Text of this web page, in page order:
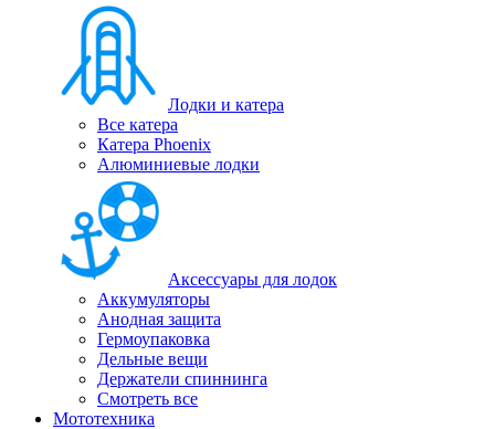
Лодки и катера
Все катера
Катера Phoenix
Алюминиевые лодки
Аксессуары для лодок
Аккумуляторы
Анодная защита
Гермоупаковка
Дельные вещи
Держатели спиннинга
Смотреть все
Мототехника